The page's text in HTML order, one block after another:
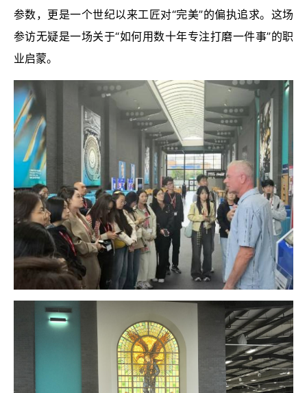
参数，更是一个世纪以来工匠对“完美”的偏执追求。这场
参访无疑是一场关于“如何用数十年专注打磨一件事”的职
业启蒙。